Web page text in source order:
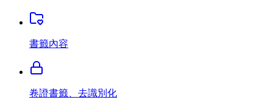
書籤內容
卷證書籤、去識別化